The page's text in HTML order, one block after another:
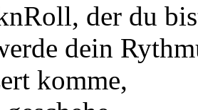
der du
dein
komme,